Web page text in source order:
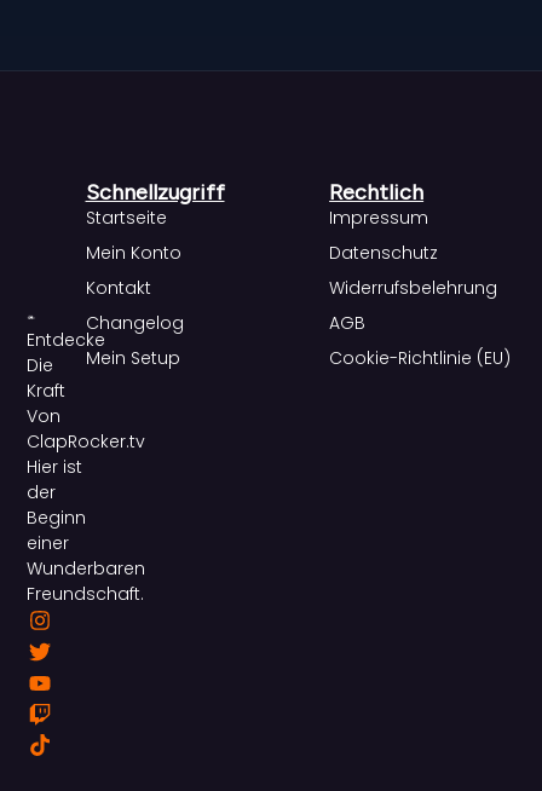
Entdecke
Die
Kraft
Von
ClapRocker.tv
Hier ist
der
Beginn
einer
Wunderbaren
Freundschaft.
I
n
s
t
a
g
r
T
w
i
t
t
e
r
Y
o
u
t
u
b
e
T
w
i
t
c
h
T
i
k
t
o
k
Schnellzugriff
Startseite
Mein Konto
Kontakt
Changelog
Mein Setup
Rechtlich
Impressum
Datenschutz
Widerrufsbelehrung
AGB
Cookie-Richtlinie (EU)